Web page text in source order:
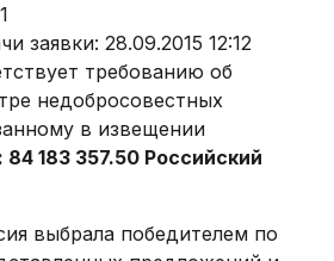
заявки: 28.09.2015 12:12
требованию об
недобросовестных
в извещении
183 357.50 Российский
выбрала победителем по